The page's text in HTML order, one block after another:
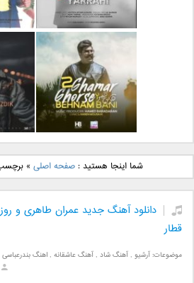
دانلود آهنگ جدید مهدی
یراحی بنام اسرار
دانلود آهنگ جدید بهنام
بانی بنام قرص قمر 2
یاسینی
شما اینجا هستید :صفحه اصلی »
دانلود آهنگ جدید عمران طاهری و
قطار
موضوعات:آرشیو ,آهنگ شاد ,آهنگ عاشقانه ,اهنگ بندرعباسی